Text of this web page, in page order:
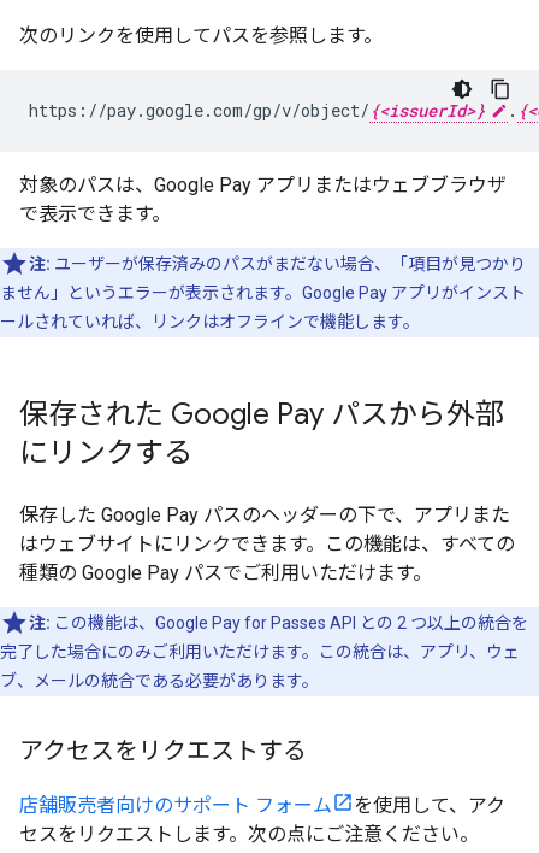
次のリンクを使用してパスを参照します。
https://pay.google.com/gp/v/object/ {<issuerId>} .
対象のパスは、Google Pay アプリまたはウェブブラウザ
で表示できます。
注: ユーザーが保存済みのパスがまだない場合、「項目が見つかり
ません」というエラーが表示されます。Google Pay アプリがインスト
ールされていれば、リンクはオフラインで機能します。
保存された Google Pay パスから外部
にリンクする
保存した Google Pay パスのヘッダーの下で、アプリまた
はウェブサイトにリンクできます。この機能は、すべての
種類の Google Pay パスでご利用いただけます。
注: この機能は、Google Pay for Passes API との 2 つ以上の統合を
完了した場合にのみご利用いただけます。この統合は、アプリ、ウェ
ブ、メールの統合である必要があります。
アクセスをリクエストする
店舗販売者向けのサポート フォーム
を使用して、アク
セスをリクエストします。次の点にご注意ください。